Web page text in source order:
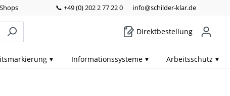
📞 +49 (0) 202 2 77 22 0 info@schilder-klar.de
Direktbestellung
Informations­systeme Arbeits­schutz